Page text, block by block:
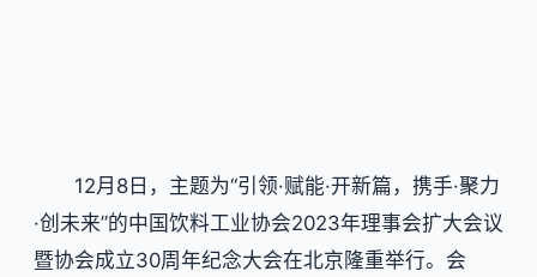
12月8日，主题为“引领·赋能·开新篇，携手·聚力
·创未来”的中国饮料工业协会2023年理事会扩大会议
暨协会成立30周年纪念大会在北京隆重举行。会